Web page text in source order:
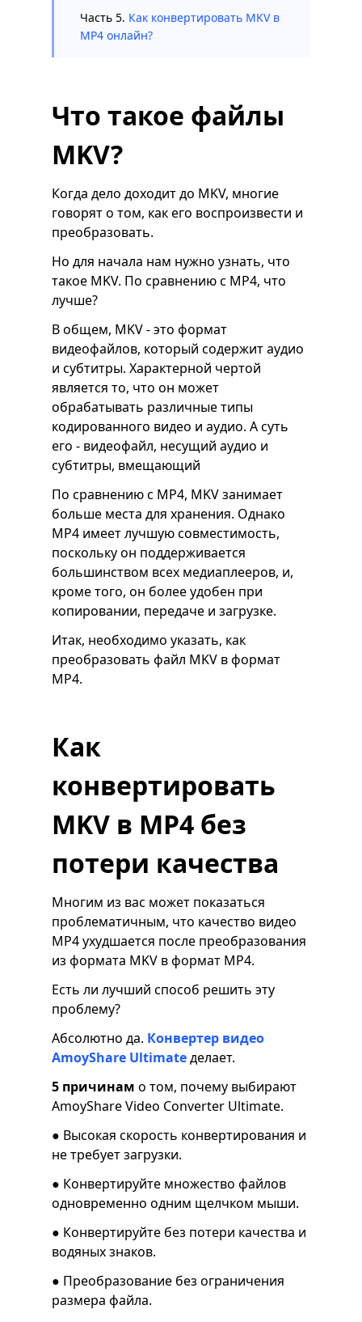
Часть 5. Как конвертировать MKV в
MP4 онлайн?
Что такое файлы
MKV?
Когда дело доходит до MKV, многие
говорят о том, как его воспроизвести и
преобразовать.
Но для начала нам нужно узнать, что
такое MKV. По сравнению с MP4, что
лучше?
В общем, MKV - это формат
видеофайлов, который содержит аудио
и субтитры. Характерной чертой
является то, что он может
обрабатывать различные типы
кодированного видео и аудио. А суть
его - видеофайл, несущий аудио и
субтитры, вмещающий
По сравнению с MP4, MKV занимает
больше места для хранения. Однако
MP4 имеет лучшую совместимость,
поскольку он поддерживается
большинством всех медиаплееров, и,
кроме того, он более удобен при
копировании, передаче и загрузке.
Итак, необходимо указать, как
преобразовать файл MKV в формат
MP4.
Как
конвертировать
MKV в MP4 без
потери качества
Многим из вас может показаться
проблематичным, что качество видео
MP4 ухудшается после преобразования
из формата MKV в формат MP4.
Есть ли лучший способ решить эту
проблему?
Абсолютно да. Конвертер видео
AmoyShare Ultimateделает.
5 причинам о том, почему выбирают
AmoyShare Video Converter Ultimate.
● Высокая скорость конвертирования и
не требует загрузки.
● Конвертируйте множество файлов
одновременно одним щелчком мыши.
● Конвертируйте без потери качества и
водяных знаков.
● Преобразование без ограничения
размера файла.